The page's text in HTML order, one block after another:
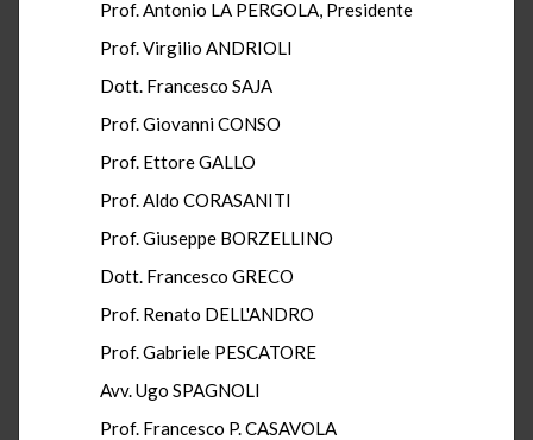
Prof. Antonio LA PERGOLA, Presidente
Prof. Virgilio ANDRIOLI
Dott. Francesco SAJA
Prof. Giovanni CONSO
Prof. Ettore GALLO
Prof. Aldo CORASANITI
Prof. Giuseppe BORZELLINO
Dott. Francesco GRECO
Prof. Renato DELL'ANDRO
Prof. Gabriele PESCATORE
Avv. Ugo SPAGNOLI
Prof. Francesco P. CASAVOLA